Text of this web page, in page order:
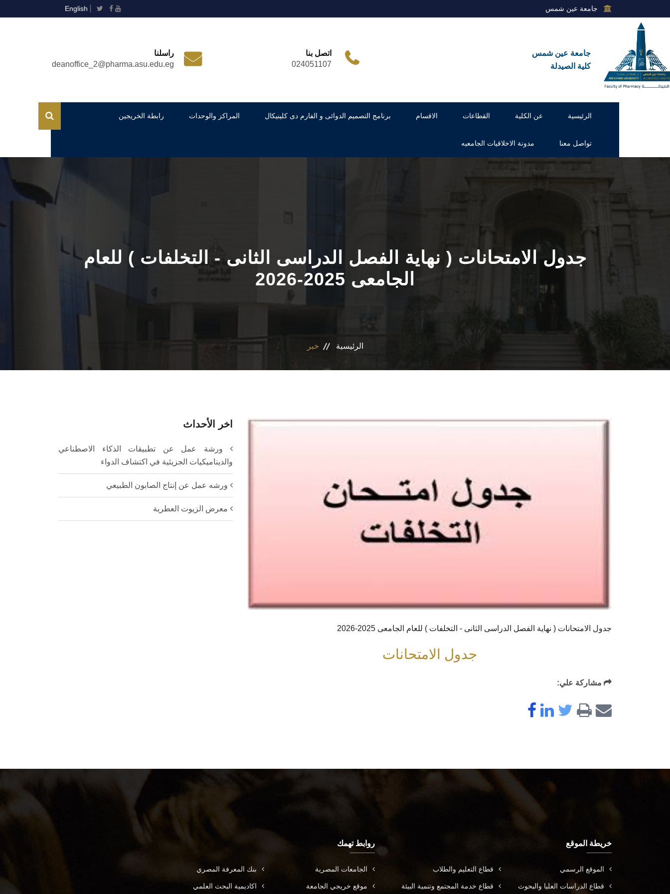
جامعة عين شمس English
جامعة عين شمس
كلية الصيدلة
اتصل بنا
024051107
راسلنا
deanoffice_2@pharma.asu.edu.eg
الرئيسية عن الكلية القطاعات الاقسام برنامج التصميم الدوائى و الفارم دى كلينيكال المراكز والوحدات رابطة الخريجين
تواصل معنا مدونة الاخلاقيات الجامعيه
جدول الامتحانات ( نهاية الفصل الدراسى الثانى - التخلفات ) للعام
الجامعى 2025-2026
الرئيسية خبر
جدول الامتحانات ( نهاية الفصل الدراسى الثانى - التخلفات ) للعام الجامعى 2025-2026
جدول الامتحانات
مشاركة علي:
اخر الأحداث
ورشة عمل عن تطبيقات الذكاء الاصطناعي
والديناميكيات الجزيئية في اكتشاف الدواء
ورشه عمل عن إنتاج الصابون الطبيعي
معرض الزيوت العطرية
خريطة الموقع
الموقع الرسمي قطاع التعليم والطلاب
قطاع الدراسات العليا والبحوث قطاع خدمة المجتمع وتنمية البيئة
روابط تهمك
الجامعات المصرية بنك المعرفة المصري
موقع خريجي الجامعة اكاديمية البحث العلمي